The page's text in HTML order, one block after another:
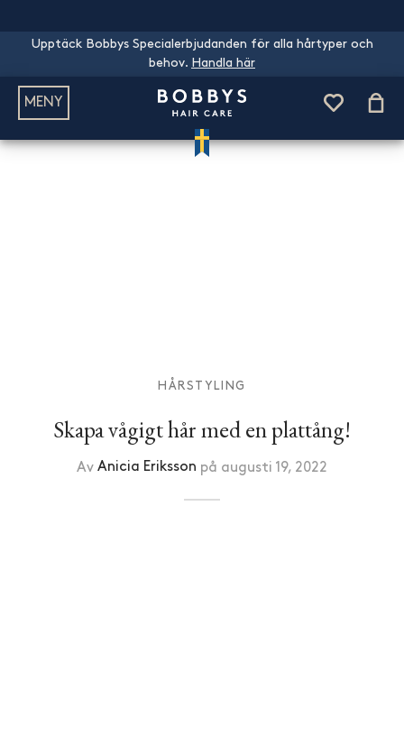
Upptäck Bobbys Specialerbjudanden för alla hårtyper och
behov. Handla här
MENY
HÅRSTYLING
Skapa vågigt hår med en plattång!
Av Anicia Eriksson på augusti 19, 2022